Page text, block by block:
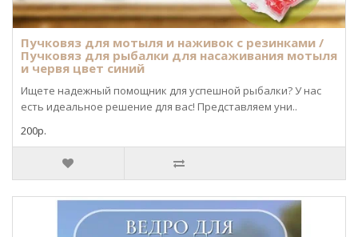
Пучковяз для мотыля и наживок с резинками /
Пучковяз для рыбалки для насаживания мотыля
и червя цвет синий
Ищете надежный помощник для успешной рыбалки? У нас
есть идеальное решение для вас! Представляем уни..
200р.